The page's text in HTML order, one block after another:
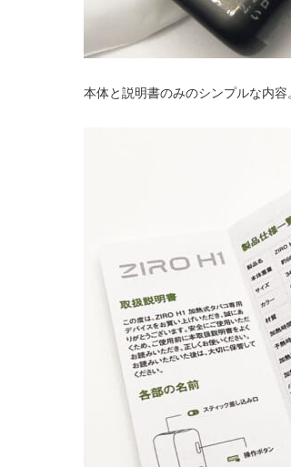
本体と説明書のみのシンプルな内容